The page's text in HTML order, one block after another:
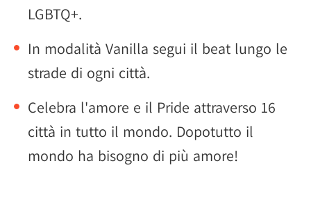
LGBTQ+.
In modalità Vanilla segui il beat lungo le
strade di ogni città.
Celebra l'amore e il Pride attraverso 16
città in tutto il mondo. Dopotutto il
mondo ha bisogno di più amore!